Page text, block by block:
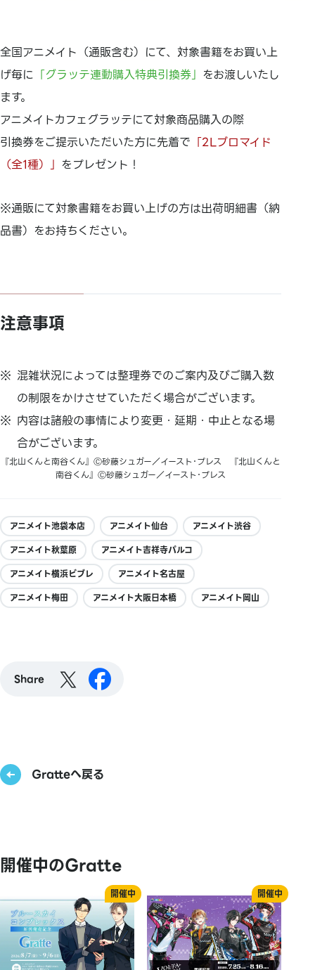
全国アニメイト（通販含む）にて、対象書籍をお買い上
げ毎に 「グラッテ連動購入特典引換券」 をお渡しいたし
ます。
アニメイトカフェグラッテにて対象商品購入の際
引換券をご提示いただいた方に先着で 「2Lブロマイド
（全1種）」 をプレゼント！
※通販にて対象書籍をお買い上げの方は出荷明細書（納
品書）をお持ちください。
注意事項
混雑状況によっては整理券でのご案内及びご購入数
の制限をかけさせていただく場合がございます。
内容は諸般の事情により変更・延期・中止となる場
合がございます。
『北山くんと南谷くん』Ⓒ砂藤シュガー／イースト･プレス 『北山くんと
南谷くん』Ⓒ砂藤シュガー／イースト･プレス
アニメイト池袋本店 アニメイト仙台
アニメイト渋谷
アニメイト秋葉原
アニメイト吉祥寺パルコ
アニメイト横浜ビブレ
アニメイト名古屋
アニメイト梅田
アニメイト大阪日本橋 アニメイト岡山
Share
Gratteへ戻る
開催中のGratte